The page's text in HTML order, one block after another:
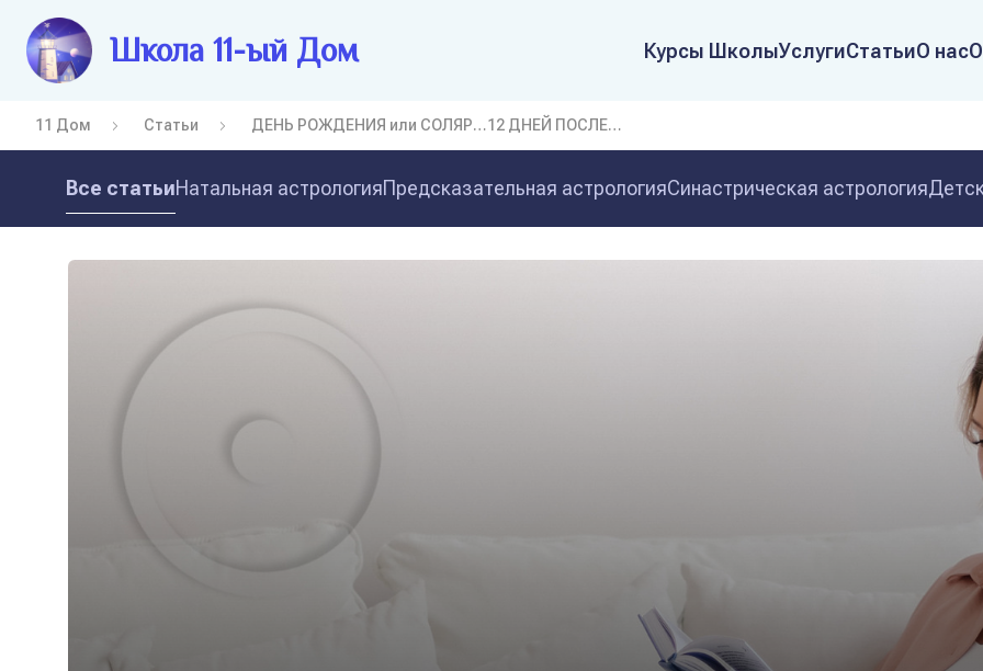
Школа 11-ый Дом Курсы ШколыУслугиСтатьиО нас
11 Дом Статьи ДЕНЬ РОЖДЕНИЯ или СОЛЯР…12 ДНЕЙ ПОСЛЕ…
Все статьиНатальная астрологияПредсказательная астрологияСинастрическая астрология